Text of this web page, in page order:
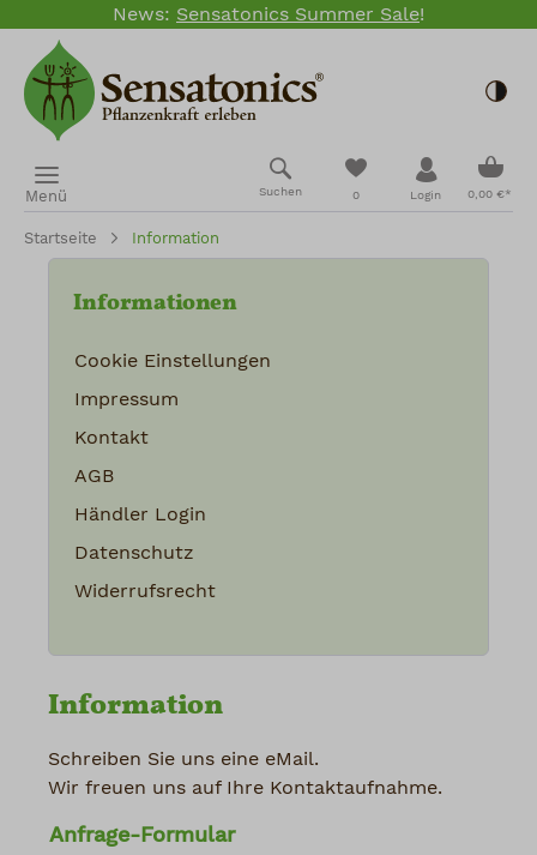
Zum Hauptinhalt springen
News: Sensatonics Summer Sale!
Menü Suchen 0
Du hast 0
Login 0,00 €*
Startseite Information
Informationen
Cookie Einstellungen
Impressum
Kontakt
AGB
Händler Login
Datenschutz
Widerrufsrecht
Information
Schreiben Sie uns eine eMail.
Wir freuen uns auf Ihre Kontaktaufnahme.
Anfrage-Formular